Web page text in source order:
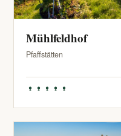
Mühlfeldhof
Pfaffstätten